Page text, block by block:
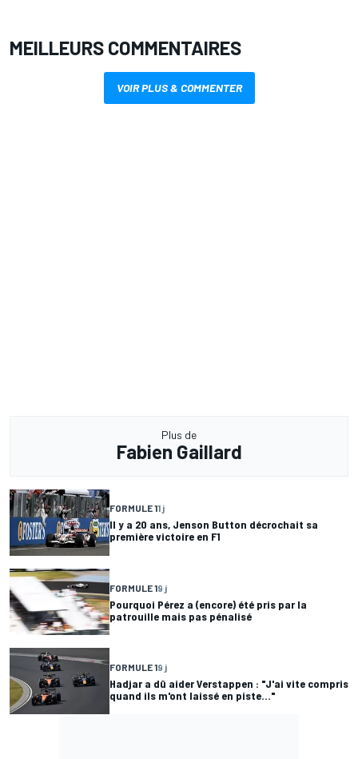
MEILLEURS COMMENTAIRES
VOIR PLUS & COMMENTER
Plus de
Fabien Gaillard
FORMULE 11 j
Il y a 20 ans, Jenson Button décrochait sa
première victoire en F1
FORMULE 19 j
Pourquoi Pérez a (encore) été pris par la
patrouille mais pas pénalisé
FORMULE 19 j
Hadjar a dû aider Verstappen : "J'ai vite compris
quand ils m'ont laissé en piste..."